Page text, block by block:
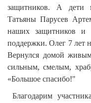
защитников. А дети
Татьяны Парусев
наших защитников и
поддержки. Олег 7 лет
Вернулся домой
сильным, смелым,
«Большое спасибо!"
Благодарим